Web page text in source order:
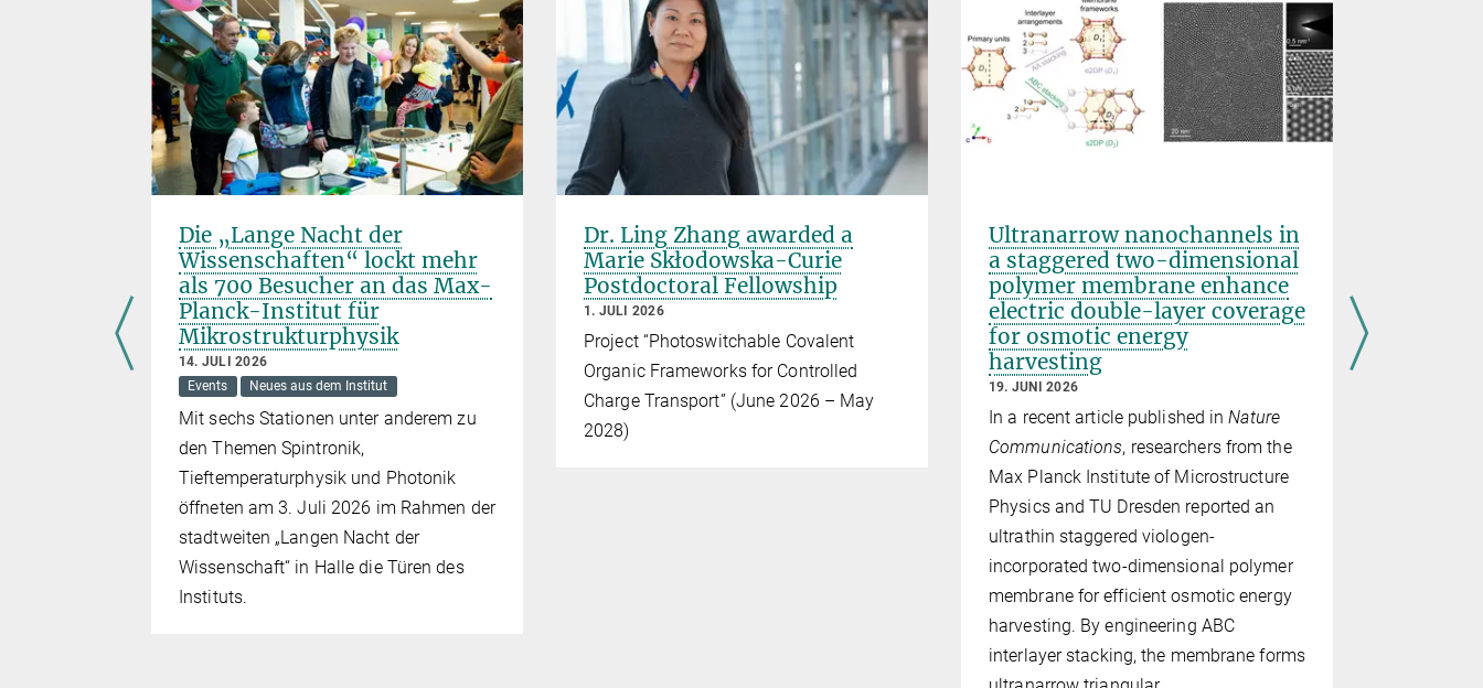
Die „Lange Nacht der
Wissenschaften“ lockt mehr
als 700 Besucher an das Max-
Planck-Institut für
Mikrostrukturphysik
14. JULI 2026
Events
Neues aus dem Institut
Mit sechs Stationen unter anderem zu
den Themen Spintronik,
Tieftemperaturphysik und Photonik
öffneten am 3. Juli 2026 im Rahmen der
stadtweiten „Langen Nacht der
Wissenschaft“ in Halle die Türen des
Instituts.
Dr. Ling Zhang awarded a
Marie Skłodowska-Curie
Postdoctoral Fellowship
1. JULI 2026
Project “Photoswitchable Covalent
Organic Frameworks for Controlled
Charge Transport” (June 2026 – May
2028)
Ultranarrow nanochannels in
a staggered two-dimensional
polymer membrane enhance
electric double-layer coverage
for osmotic energy
harvesting
19. JUNI 2026
In a recent article published inNature
Communications, researchers from the
Max Planck Institute of Microstructure
Physics and TU Dresden reported an
ultrathin staggered viologen-
incorporated two-dimensional polymer
membrane for efficient osmotic energy
harvesting. By engineering ABC
interlayer stacking, the membrane forms